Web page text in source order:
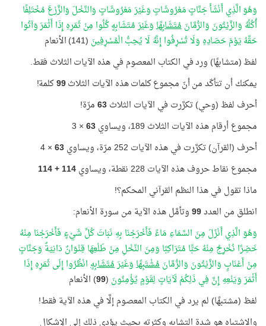
وَهُوَ الَّذِي أَنْشَأَ جَنَّاتٍ مَعْرُوشَاتٍ وَغَيْرَ مَعْرُوشَاتٍ وَالنَّخْلَ وَالزَّرْعَ مُخْتَلِفًا
أُكُلُهُ وَالزَّيْتُونَ وَالرُّمَّانَمُتَشَابِهًاوَغَيْرَ مُتَشَابِهٍ كُلُوا مِنْ ثَمَرِهِ إِذَا أَثْمَرَ وَآتُوا
حَقَّهُ يَوْمَ حَصَادِهِ وَلَا تُسْرِفُوا إِنَّهُ لَا يُحِبُّ الْمُسْرِفِينَ (141) الأنعام
لفظ (متشابهًا) ورد في الكتاب المعصوم في هذه الآيات الثلاث فقط.
يمكنك أن تتأكّد من أنّ مجموع كلمات هذه الآيات الثلاث99كلمة!
أحرف لفظ (وحي) تكرَّرت في الآيات الثلاث63مرّة!
مجموع أرقام هذه الآيات الثلاث 189، ويساوي
63
× 3
أحرف (القرآن) تكرَّرت في هذه الآيات 252 مرّة، ويساوي
63
× 4
مجموع نقاط حروف هذه الآيات 228 نقطة، ويساوي
114 + 114
ماذا تقول في هذا النظم القرآني المحكم؟!
انطلق من العدد99وتأمَّل هذه الآية من سورة الأنعام:
وَهُوَ الَّذِي أَنْزَلَ مِنَ السَّمَاءِ مَاءً فَأَخْرَجْنَا بِهِ نَبَاتَ كُلِّ شَيْءٍ فَأَخْرَجْنَا مِنْهُ
خَضِرًا نُخْرِجُ مِنْهُ حَبًّا مُتَرَاكِبًا وَمِنَ النَّخْلِ مِنْ طَلْعِهَا قِنْوَانٌ دَانِيَةٌ وَجَنَّاتٍ
مِنْ أَعْنَابٍ وَالزَّيْتُونَ وَالرُّمَّانَمُشْتَبِهًاوَغَيْرَمُتَشَابِهٍانْظُرُوا إِلَى ثَمَرِهِ إِذَا
أَثْمَرَ وَيَنْعِهِ إِنَّ فِي ذَلِكُمْ لَآيَاتٍ لِقَوْمٍ يُؤْمِنُونَ (
99) الأنعام
لفظ (مشتبهًا) لم يرد في الكتاب المعصوم إلَّا في هذه الآية فقط!
والاشتباه هو شدة التشابه وكثرته بحيث يؤدي ذلك إلى الإشكال